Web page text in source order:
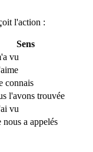
l'action :
Sens
vu
connais
l'avons trouvée
vu
nous a appelés